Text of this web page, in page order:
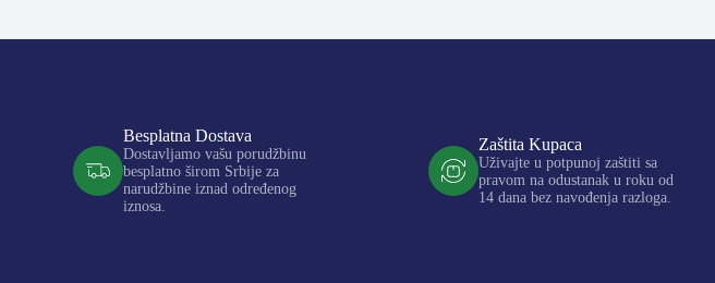
Besplatna Dostava
Dostavljamo vašu porudžbinu
besplatno širom Srbije za
narudžbine iznad određenog
iznosa.
Zaštita Kupaca
Uživajte u potpunoj zaštiti sa
pravom na odustanak u roku od
14 dana bez navođenja razloga.